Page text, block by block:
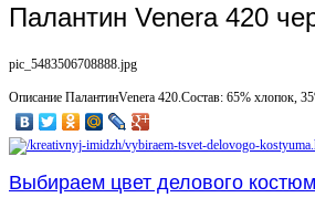
Палантин Venera 420
pic_5483506708888.jpg
Описание ПалантинVenera 420.Состав: 65% хлопок,
Выбираем цвет делового